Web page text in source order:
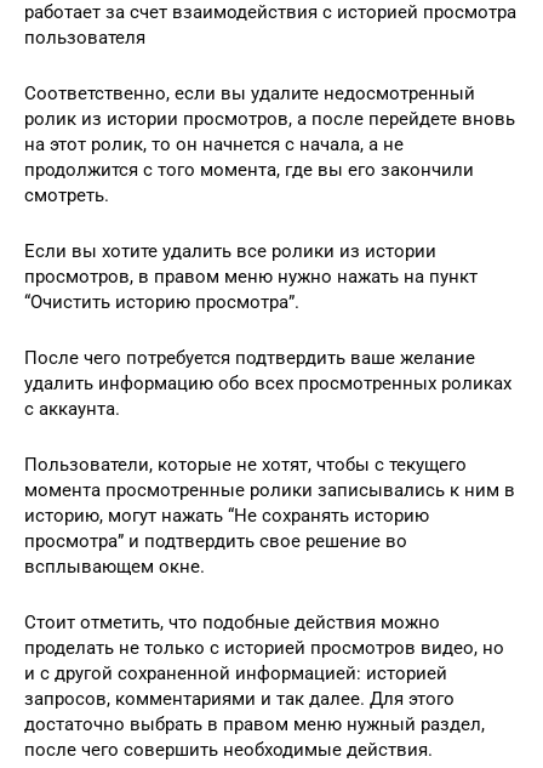
работает за счет взаимодействия с историей просмотра
пользователя
Соответственно, если вы удалите недосмотренный
ролик из истории просмотров, а после перейдете вновь
на этот ролик, то он начнется с начала, а не
продолжится с того момента, где вы его закончили
смотреть.
Если вы хотите удалить все ролики из истории
просмотров, в правом меню нужно нажать на пункт
“Очистить историю просмотра”.
После чего потребуется подтвердить ваше желание
удалить информацию обо всех просмотренных роликах
с аккаунта.
Пользователи, которые не хотят, чтобы с текущего
момента просмотренные ролики записывались к ним в
историю, могут нажать “Не сохранять историю
просмотра” и подтвердить свое решение во
всплывающем окне.
Стоит отметить, что подобные действия можно
проделать не только с историей просмотров видео, но
и с другой сохраненной информацией: историей
запросов, комментариями и так далее. Для этого
достаточно выбрать в правом меню нужный раздел,
после чего совершить необходимые действия.